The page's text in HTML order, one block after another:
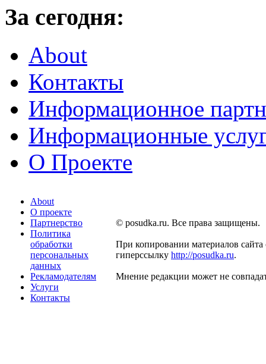
За сегодня:
About
Контакты
Информационное
Информационные
О Проекте
About
О проекте
Партнерство
Политика
обработки
персональных
данных
Рекламодателям
Услуги
Контакты
© posudka.ru. Все права защищены.
При копировании материалов сайта
гиперссылку http://posudka.ru.
Мнение редакции может не